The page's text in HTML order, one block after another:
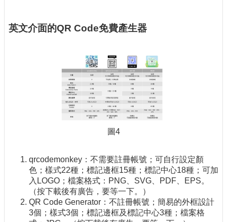
英文介面的QR Code免費產生器
圖4
qrcodemonkey：不需要註冊帳號；可自行設定顏
色；樣式22種；標記邊框15種；標記中心18種；可加
入LOGO；檔案格式：PNG、SVG、PDF、EPS。
（按下載後有廣告，要等一下。）
QR Code Generator：不註冊帳號；簡易的外框設計
3個；樣式3個；標記邊框及標記中心3種；檔案格